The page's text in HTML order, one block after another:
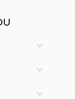


